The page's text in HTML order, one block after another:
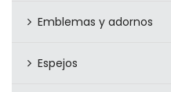
Emblemas y adornos
Espejos